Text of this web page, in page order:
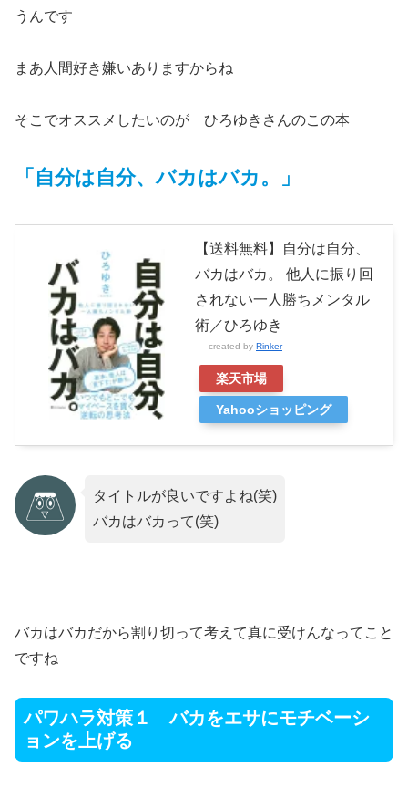
うんです
まあ人間好き嫌いありますからね
そこでオススメしたいのが ひろゆきさんのこの本
「自分は自分、バカはバカ。」
【送料無料】自分は自分、
バカはバカ。 他人に振り回
されない一人勝ちメンタル
術／ひろゆき
created by Rinker
楽天市場
Yahooショッピング
タイトルが良いですよね(笑)
バカはバカって(笑)
バカはバカだから割り切って考えて真に受けんなってこと
ですね
パワハラ対策１ バカをエサにモチベーシ
ョンを上げる